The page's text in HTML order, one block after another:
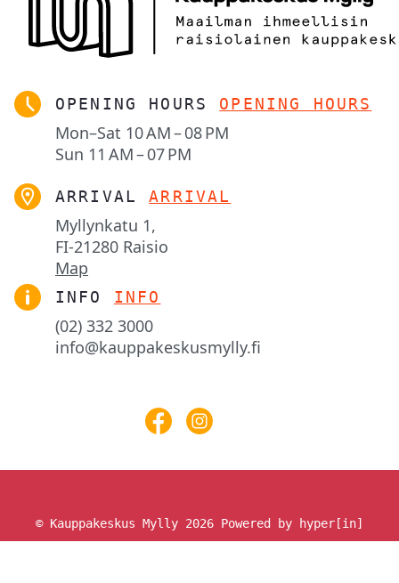
OPENING HOURS OPENING HOURS
Mon–Sat 10 AM – 08 PM
Sun 11 AM – 07 PM
ARRIVAL ARRIVAL
Myllynkatu 1,
FI-21280 Raisio
Map
INFO INFO
(02) 332 3000
info@kauppakeskusmylly.fi
© Kauppakeskus Mylly 2026 Powered by hyper[in]